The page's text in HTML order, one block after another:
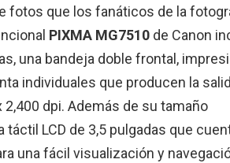
fotos que los fanáticos de la
PIXMA MG7510 de Canon
una bandeja doble frontal,
individuales que producen la
dpi. Además de su tamaño
LCD de 3,5 pulgadas que
una fácil visualización y